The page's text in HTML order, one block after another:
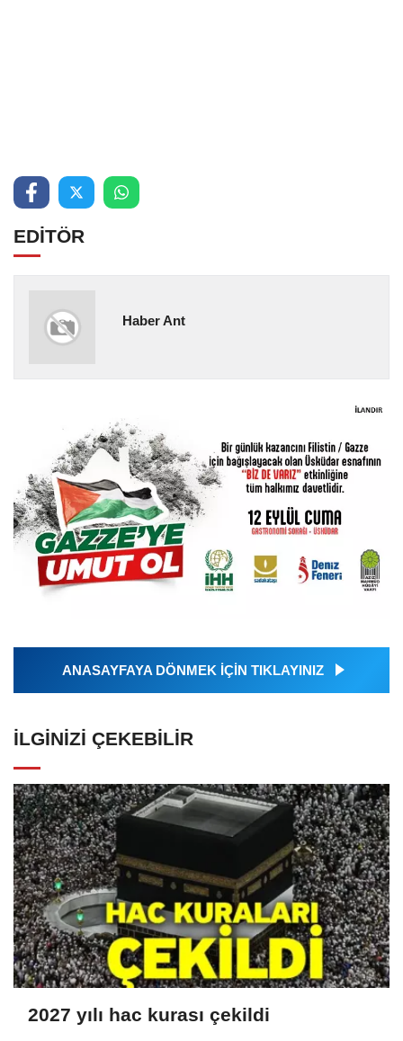
EDİTÖR
Haber Ant
ANASAYFAYA DÖNMEK İÇİN TIKLAYINIZ
İLGINIZI ÇEKEBILIR
2027 yılı hac kurası çekildi